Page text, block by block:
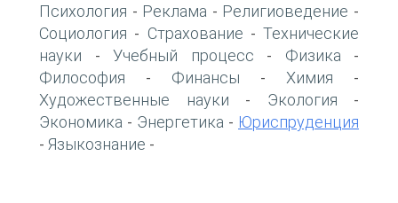
Психология - Реклама - Религиоведение -
Социология - Страхование - Технические
науки - Учебный процесс - Физика -
Философия - Финансы - Химия -
Художественные науки - Экология -
Экономика - Энергетика - Юриспруденция
- Языкознание -